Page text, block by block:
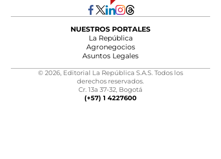
NUESTROS PORTALES
La República
Agronegocios
Asuntos Legales
© 2026, Editorial La República S.A.S. Todos los
derechos reservados.
Cr. 13a 37-32, Bogotá
(+57) 1 4227600